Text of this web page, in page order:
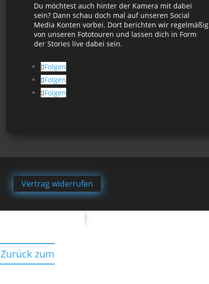
Du möchtest auch hinter der Kamera mit dabei
sein? Dann schau doch mal auf unseren Social
Media Konten vorbei. Dort berichten wir regelmäßig
von unseren Fototouren und lassen dich in Form
der Stories live dabei sein.
Folgen
Folgen
Folgen
Vertrag widerrufen
Zurück zum